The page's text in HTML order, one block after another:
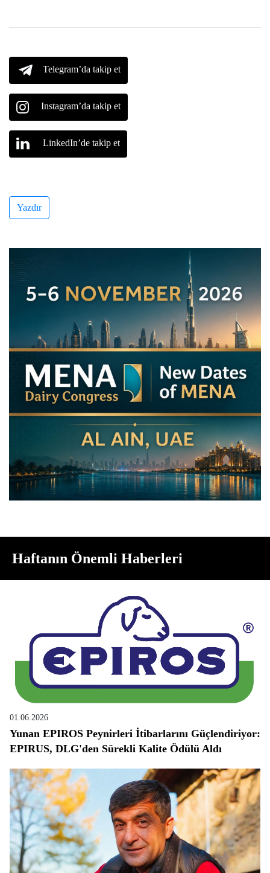
Telegram’da takip et
Instagram’da takip et
LinkedIn’de takip et
Yazdır
Haftanın Önemli Haberleri
01.06.2026
Yunan EPIROS Peynirleri İtibarlarını Güçlendiriyor:
EPIRUS, DLG'den Sürekli Kalite Ödülü Aldı